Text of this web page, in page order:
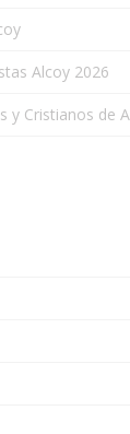
Alcoy 2026
y Cristianos de